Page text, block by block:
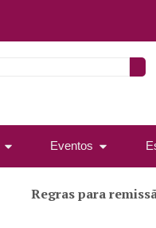
Eventos
Regras para